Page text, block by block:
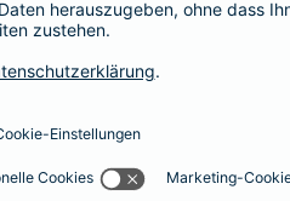
Ob als Bauherr,
Individuelle
Hier bietet Ihnen